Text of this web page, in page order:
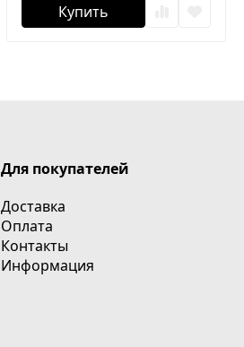
Купить
Для покупателей
Доставка
Оплата
Контакты
Информация